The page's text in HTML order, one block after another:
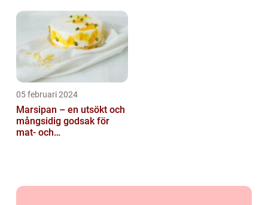
05 februari 2024
Marsipan – en utsökt och
mångsidig godsak för
mat- och